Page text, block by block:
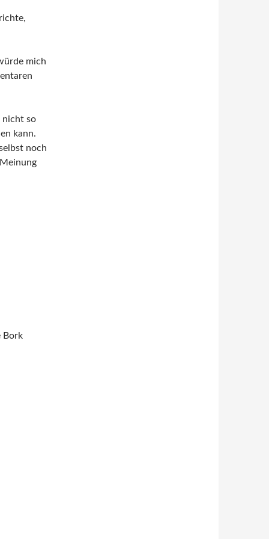
mich
nicht so
kann.
noch
Bork